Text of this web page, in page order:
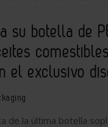
su botella de
el exclusivo
de la última botella